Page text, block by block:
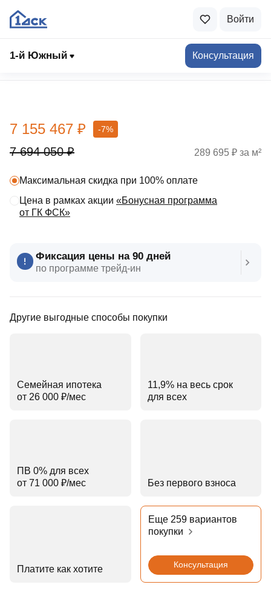
Войти
1-й Южный Консультация
Выбрать квартиру
7 694 050 ₽
7 155 467 ₽ -7%
Фиксация цены на 90 дней
по программе трейд‑ин
Другие выгодные способы покупки
Семейная ипотека
от 26 000 ₽⁠/⁠мес
11,9% на весь срок
для всех
ПВ 0% для всех
от 71 000 ₽⁠/⁠мес
Без первого взноса
Платите как хотите
Еще 259 вариантов
покупки
Консультация
Максимальная скидка при 100% оплате
Цена в рамках акции «Бонусная программа
от ГК ФСК»
289 695 ₽ за м²